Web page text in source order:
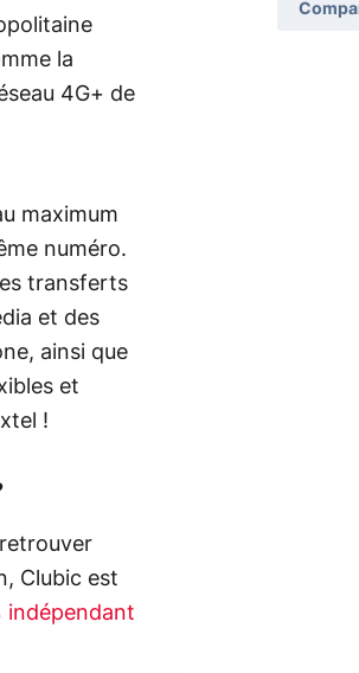
la
4G+ de
maximum
numéro.
transferts
et des
ainsi que
et
!
Clubic est
indépendant